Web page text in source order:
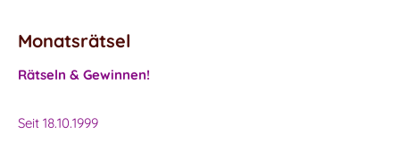
Monatsrätsel
Rätseln & Gewinnen!
Seit 18.10.1999